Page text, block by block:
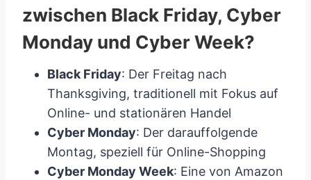
zwischen Black Friday, Cyber
Monday und Cyber Week?
Black Friday: Der Freitag nach
Thanksgiving, traditionell mit Fokus auf
Online- und stationären Handel
Cyber Monday: Der darauffolgende
Montag, speziell für Online-Shopping
Cyber Monday Week: Eine von Amazon